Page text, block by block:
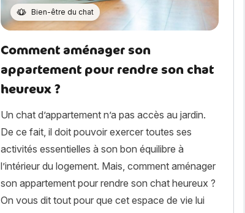
Bien-être du chat
Comment aménager son
appartement pour rendre son chat
heureux ?
Un chat d’appartement n’a pas accès au jardin.
De ce fait, il doit pouvoir exercer toutes ses
activités essentielles à son bon équilibre à
l’intérieur du logement. Mais, comment aménager
son appartement pour rendre son chat heureux ?
On vous dit tout pour que cet espace de vie lui